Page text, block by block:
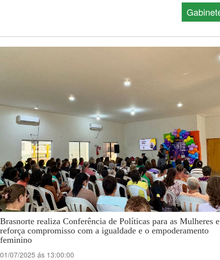
Brasnorte realiza Conferência de Políticas para as Mulheres e
reforça compromisso com a igualdade e o empoderamento
feminino
01/07/2025 ás 13:00:00